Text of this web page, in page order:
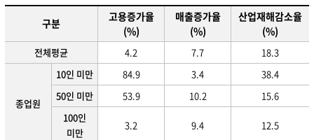
구분
고용증가율
(%)
매출증가율
(%)
산업재해감소율
(%)
전체평균 4.2 7.7 18.3
종업원
10인 미만 84.9 3.4
38.4
50인 미만
53.9 10.2
15.6
100인
미만
3.2 9.4 12.5